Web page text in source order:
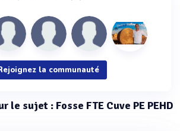
la communauté
le sujet : Fosse FTE Cuve PE PEHD